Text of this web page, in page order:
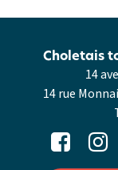
14
14 rue
Choletais